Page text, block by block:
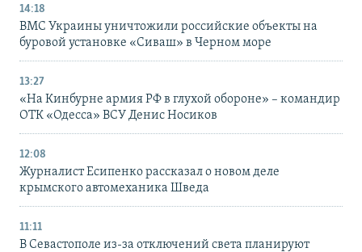
14:18
ВМС Украины уничтожили российские объекты на
буровой установке «Сиваш» в Черном море
13:27
«На Кинбурне армия РФ в глухой обороне» – командир
ОТК «Одесса» ВСУ Денис Носиков
12:08
Журналист Есипенко рассказал о новом деле
крымского автомеханика Шведа
11:11
В Севастополе из-за отключений света планируют